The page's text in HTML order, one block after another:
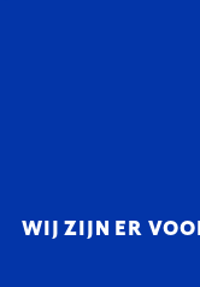
WIJ ZIJN ER